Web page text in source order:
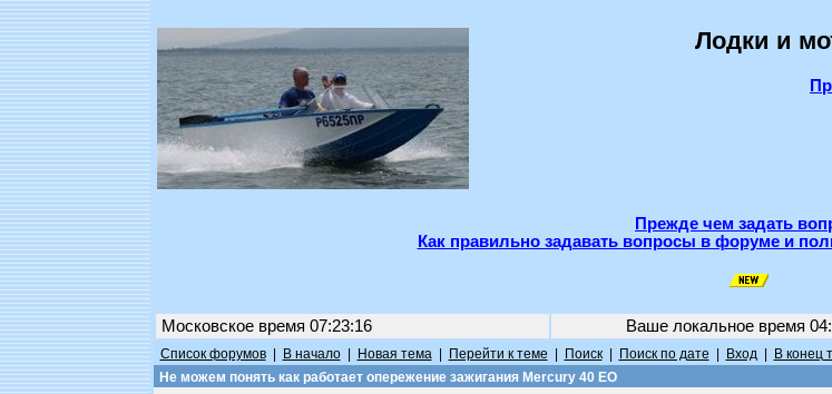
Лодки и
Прежде чем задать
Как правильно задавать вопросы в форуме и
Московское время 07:23:16 Ваше локальное время
Список форумов| В начало| Новая тема| Перейти к теме Поиск| Поиск по дате Вход| В конец
Не можем понять как работает опережение зажигания Mercury 40 EO